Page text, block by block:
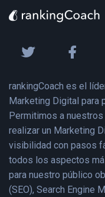
rankingCoach es el
Marketing Digital para
Permitimos a
realizar un Marketing
visibilidad con pasos
todos los aspectos
para nuestro público
(SEO), Search Engine